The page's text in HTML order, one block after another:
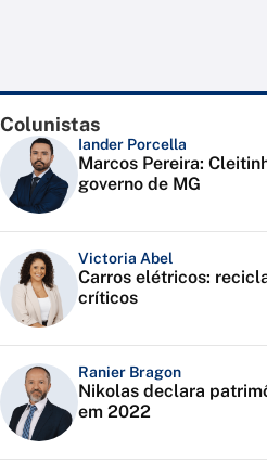
Colunistas
Iander Porcella
Marcos Pereira:
governo de MG
Victoria Abel
Carros elétricos:
críticos
Ranier Bragon
Nikolas declara
em 2022